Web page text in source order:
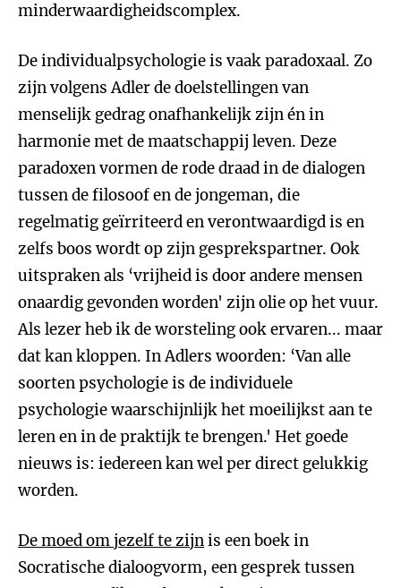
minderwaardigheidscomplex.
De individualpsychologie is vaak paradoxaal. Zo
zijn volgens Adler de doelstellingen van
menselijk gedrag onafhankelijk zijn én in
harmonie met de maatschappij leven. Deze
paradoxen vormen de rode draad in de dialogen
tussen de filosoof en de jongeman, die
regelmatig geïrriteerd en verontwaardigd is en
zelfs boos wordt op zijn gesprekspartner. Ook
uitspraken als ‘vrijheid is door andere mensen
onaardig gevonden worden' zijn olie op het vuur.
Als lezer heb ik de worsteling ook ervaren... maar
dat kan kloppen. In Adlers woorden: ‘Van alle
soorten psychologie is de individuele
psychologie waarschijnlijk het moeilijkst aan te
leren en in de praktijk te brengen.' Het goede
nieuws is: iedereen kan wel per direct gelukkig
worden.
De moed om jezelf te zijnis een boek in
Socratische dialoogvorm, een gesprek tussen